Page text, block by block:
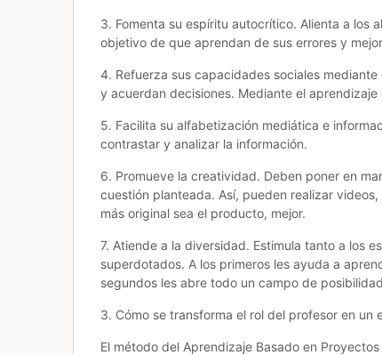
3. Fomenta su espíritu autocrítico. Alienta a los
objetivo de que aprendan de sus errores y
4. Refuerza sus capacidades sociales
y acuerdan decisiones. Mediante el
5. Facilita su alfabetización mediática e
contrastar y analizar la información.
6. Promueve la creatividad. Deben poner en
cuestión planteada. Así, pueden realizar
más original sea el producto, mejor.
7. Atiende a la diversidad. Estimula tanto a los
superdotados. A los primeros les ayuda a
segundos les abre todo un campo de
3. Cómo se transforma el rol del profesor en
El método del Aprendizaje Basado en